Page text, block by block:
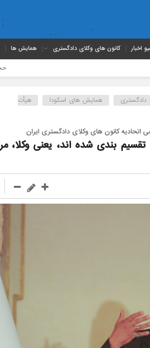
اخبار کانون های وکلای دادگستری همایش ها
دادگستری همایش های اسکودا
هیأت
کانون های وکلای دادگستری ایران
بندی شده اند، یعنی وکلا،